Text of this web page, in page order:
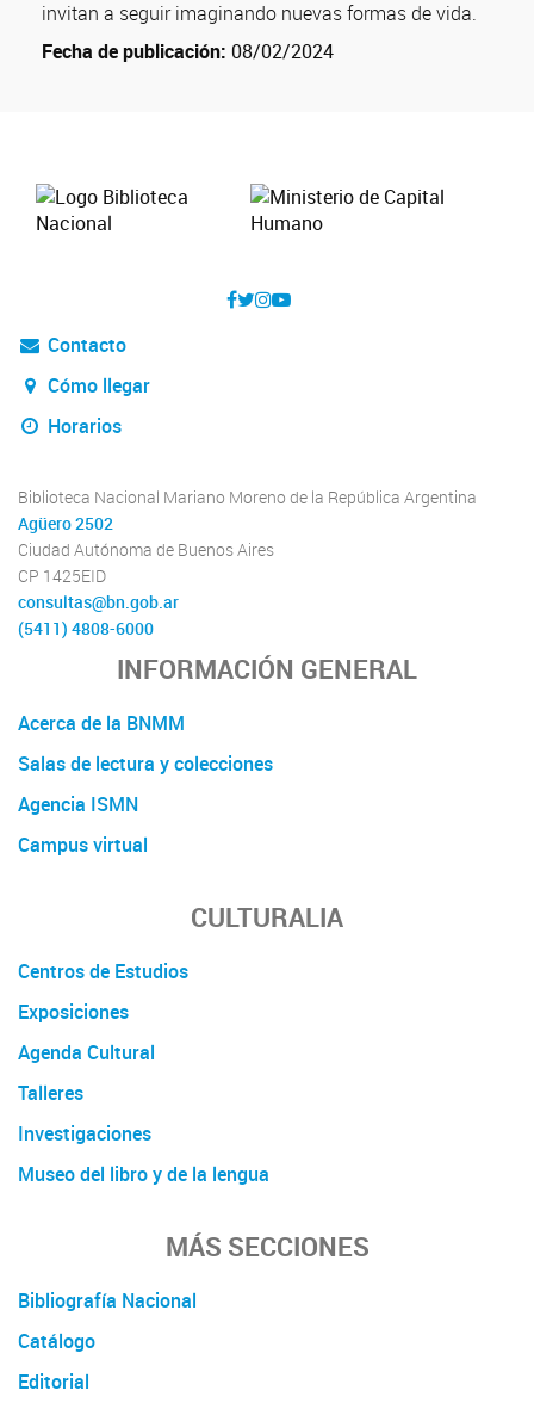
invitan a seguir imaginando nuevas formas de vida.
Fecha de publicación: 08/02/2024
Contacto
Cómo llegar
Horarios
Biblioteca Nacional Mariano Moreno de la República Argentina
Agüero 2502
Ciudad Autónoma de Buenos Aires
CP 1425EID
consultas@bn.gob.ar
(5411) 4808-6000
INFORMACIÓN GENERAL
Acerca de la BNMM
Salas de lectura y colecciones
Agencia ISMN
Campus virtual
CULTURALIA
Centros de Estudios
Exposiciones
Agenda Cultural
Talleres
Investigaciones
Museo del libro y de la lengua
MÁS SECCIONES
Bibliografía Nacional
Catálogo
Editorial